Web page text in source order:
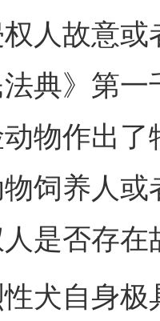
人故意
典》第
物作出
饲养人
是否存
自身极